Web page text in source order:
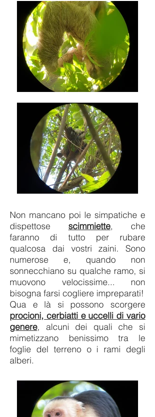
Non mancano poi le simpatiche e
dispettose scimmiette, che
faranno di tutto per rubare
qualcosa dai vostri zaini. Sono
numerose e, quando non
sonnecchiano su qualche ramo, si
muovono velocissime... non
bisogna farsi cogliere impreparati!
Qua e là si possono scorgere
procioni, cerbiatti e uccelli di vario
genere, alcuni dei quali che si
mimetizzano benissimo tra le
foglie del terreno o i rami degli
alberi.